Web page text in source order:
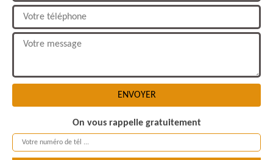
On vous rappelle gratuitement